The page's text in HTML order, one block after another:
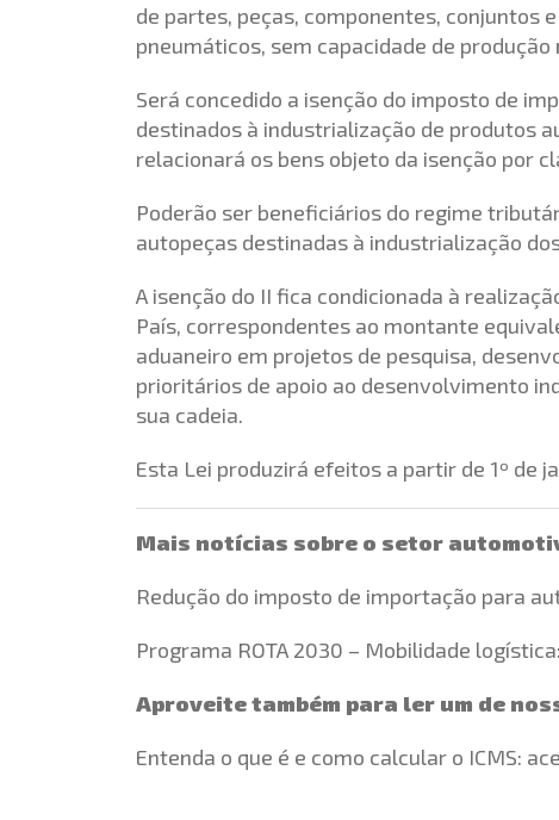
de partes, peças, componentes, conjuntos
pneumáticos, sem capacidade de
Será concedido a isenção do imposto de
destinados à industrialização de produtos
relacionará os bens objeto da isenção por
Poderão ser beneficiários do regime
autopeças destinadas à industrialização
A isenção do II fica condicionada à
País, correspondentes ao montante
aduaneiro em projetos de pesquisa,
prioritários de apoio ao desenvolvimento
sua cadeia.
Esta Lei produzirá efeitos a partir de 1º de
Mais notícias sobre o setor
Redução do imposto de importação para
Programa ROTA 2030 – Mobilidade logística:
Aproveite também para ler um de
Entenda o que é e como calcular o ICMS: